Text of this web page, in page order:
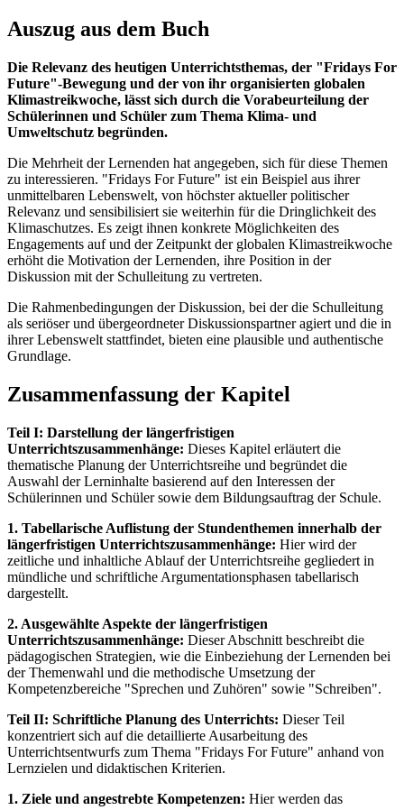
Auszug aus dem Buch
Die Relevanz des heutigen Unterrichtsthemas, der "Fridays For
Future"-Bewegung und der von ihr organisierten globalen
Klimastreikwoche, lässt sich durch die Vorabeurteilung der
Schülerinnen und Schüler zum Thema Klima- und
Umweltschutz begründen.
Die Mehrheit der Lernenden hat angegeben, sich für diese Themen
zu interessieren. "Fridays For Future" ist ein Beispiel aus ihrer
unmittelbaren Lebenswelt, von höchster aktueller politischer
Relevanz und sensibilisiert sie weiterhin für die Dringlichkeit des
Klimaschutzes. Es zeigt ihnen konkrete Möglichkeiten des
Engagements auf und der Zeitpunkt der globalen Klimastreikwoche
erhöht die Motivation der Lernenden, ihre Position in der
Diskussion mit der Schulleitung zu vertreten.
Die Rahmenbedingungen der Diskussion, bei der die Schulleitung
als seriöser und übergeordneter Diskussionspartner agiert und die in
ihrer Lebenswelt stattfindet, bieten eine plausible und authentische
Grundlage.
Zusammenfassung der Kapitel
Teil I: Darstellung der längerfristigen
Unterrichtszusammenhänge: Dieses Kapitel erläutert die
thematische Planung der Unterrichtsreihe und begründet die
Auswahl der Lerninhalte basierend auf den Interessen der
Schülerinnen und Schüler sowie dem Bildungsauftrag der Schule.
1. Tabellarische Auflistung der Stundenthemen innerhalb der
längerfristigen Unterrichtszusammenhänge: Hier wird der
zeitliche und inhaltliche Ablauf der Unterrichtsreihe gegliedert in
mündliche und schriftliche Argumentationsphasen tabellarisch
dargestellt.
2. Ausgewählte Aspekte der längerfristigen
Unterrichtszusammenhänge: Dieser Abschnitt beschreibt die
pädagogischen Strategien, wie die Einbeziehung der Lernenden bei
der Themenwahl und die methodische Umsetzung der
Kompetenzbereiche "Sprechen und Zuhören" sowie "Schreiben".
Teil II: Schriftliche Planung des Unterrichts: Dieser Teil
konzentriert sich auf die detaillierte Ausarbeitung des
Unterrichtsentwurfs zum Thema "Fridays For Future" anhand von
Lernzielen und didaktischen Kriterien.
1. Ziele und angestrebte Kompetenzen: Hier werden das